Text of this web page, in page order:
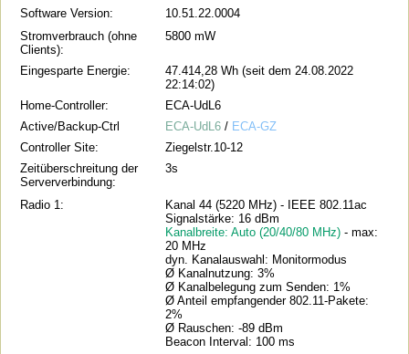
Software Version:
10.51.22.0004
Stromverbrauch (ohne
Clients):
5800 mW
Eingesparte Energie:
47.414,28 Wh (seit dem 24.08.2022
22:14:02)
Home-Controller:
ECA-UdL6
Active/Backup-Ctrl
ECA-UdL6 / ECA-GZ
Controller Site:
Ziegelstr.10-12
Zeitüberschreitung der
Serververbindung:
3s
Radio 1:
Kanal 44 (5220 MHz) - IEEE 802.11ac
Signalstärke: 16 dBm
Kanalbreite: Auto (20/40/80 MHz)- max:
20 MHz
dyn. Kanalauswahl: Monitormodus
Ø Kanalnutzung: 3%
Ø Kanalbelegung zum Senden: 1%
Ø Anteil empfangender 802.11-Pakete:
2%
Ø Rauschen: -89 dBm
Beacon Interval: 100 ms